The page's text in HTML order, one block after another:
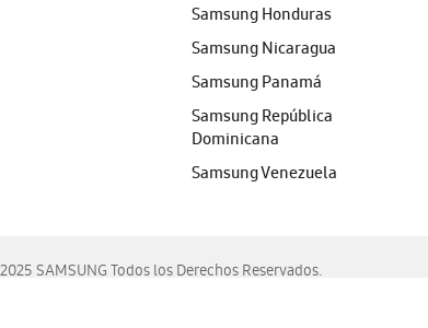
Samsung Honduras
Samsung Nicaragua
Samsung Panamá
Samsung República
Dominicana
Samsung Venezuela
SAMSUNG Todos los Derechos Reservados.